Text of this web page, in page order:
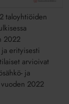
taloyhtiöiden
2022
erityisesti
arvioivat
ja
2022